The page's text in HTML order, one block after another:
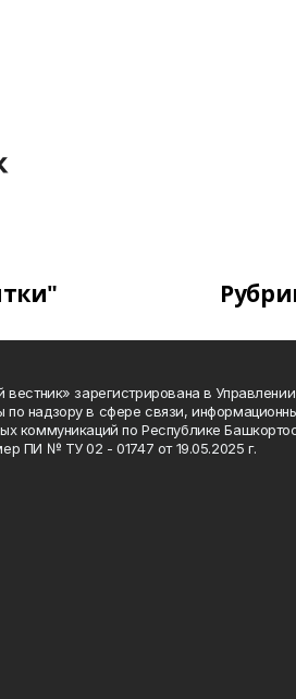
вестник» зарегистрирована в Управлении
надзору в сфере связи,
коммуникаций по Республике
ПИ № ТУ 02 - 01747 от 19.05.2025 г.